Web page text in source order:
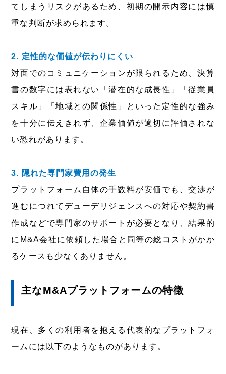
てしまうリスクがあるため、初期の開示内容には慎
重な判断が求められます。
2. 定性的な価値が伝わりにくい
対面でのコミュニケーションが限られるため、決算
書の数字には表れない「潜在的な成長性」「従業員
スキル」「地域との関係性」といった定性的な強み
を十分に伝えきれず、企業価値が適切に評価されな
い恐れがあります。
3. 隠れた専門家費用の発生
プラットフォーム自体の手数料が安価でも、交渉が
進むにつれてデューデリジェンスへの対応や契約書
作成などで専門家のサポートが必要となり、結果的
にM&A会社に依頼した場合と同等の総コストがかか
るケースも少なくありません。
主なM&Aプラットフォームの特徴
現在、多くの利用者を抱える代表的なプラットフォ
ームには以下のようなものがあります。